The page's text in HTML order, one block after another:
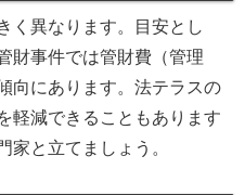
く異なります。目安とし
財事件では管財費（管理
向にあります。法テラスの
軽減できることもあります
家と立てましょう。